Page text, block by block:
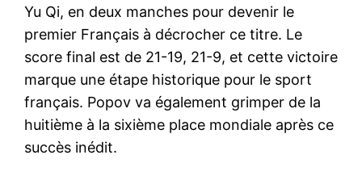
Yu Qi, en deux manches pour devenir le
premier Français à décrocher ce titre. Le
score final est de 21-19, 21-9, et cette victoire
marque une étape historique pour le sport
français. Popov va également grimper de la
huitième à la sixième place mondiale après ce
succès inédit.